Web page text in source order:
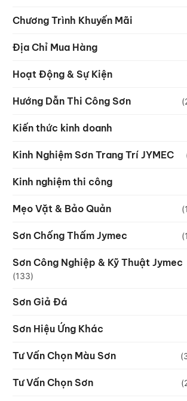
Chương Trình Khuyến Mãi
Địa Chỉ Mua Hàng
Hoạt Động & Sự Kiện
Hướng Dẫn Thi Công Sơn
Kiến thức kinh doanh
Kinh Nghiệm Sơn Trang Trí JYMEC
Kinh nghiệm thi công
Mẹo Vặt & Bảo Quản
Sơn Chống Thấm Jymec
Sơn Công Nghiệp & Kỹ Thuật Jymec
(133)
Sơn Giả Đá
Sơn Hiệu Ứng Khác
Tư Vấn Chọn Màu Sơn
Tư Vấn Chọn Sơn